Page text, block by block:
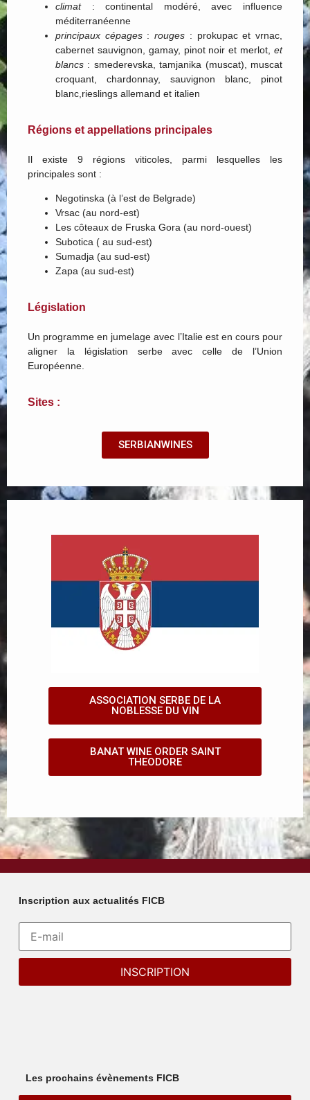
climat: continental modéré, avec influence
méditerranéenne
principaux cépages:rouges : prokupac et vrnac,
cabernet sauvignon, gamay, pinot noir et merlot, et
blancs : smederevska, tamjanika (muscat), muscat
croquant, chardonnay, sauvignon blanc, pinot
blanc,rieslings allemand et italien
Régions et appellations principales
Il existe 9 régions viticoles, parmi lesquelles les
principales sont :
Negotinska (à l’est de Belgrade)
Vrsac (au nord-est)
Les côteaux de Fruska Gora (au nord-ouest)
Subotica ( au sud-est)
Sumadja (au sud-est)
Zapa (au sud-est)
Législation
Un programme en jumelage avec l’Italie est en cours pour
aligner la législation serbe avec celle de l’Union
Européenne.
Sites :
SERBIANWINES
ASSOCIATION SERBE DE LA
NOBLESSE DU VIN
BANAT WINE ORDER SAINT
THEODORE
Inscription aux actualités FICB
Les prochains évènements FICB